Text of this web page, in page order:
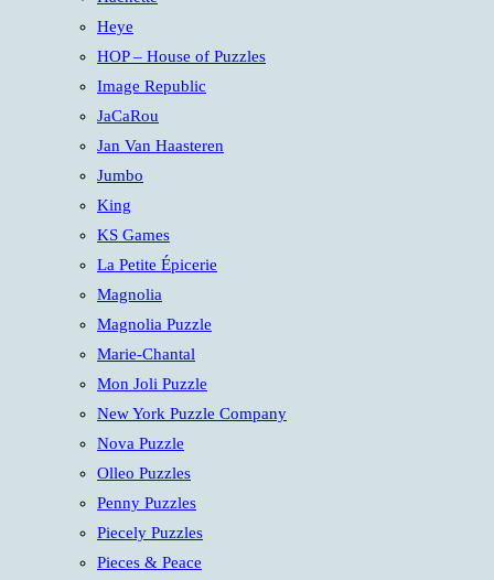
Heye
HOP – House of Puzzles
Image Republic
JaCaRou
Jan Van Haasteren
Jumbo
King
KS Games
La Petite Épicerie
Magnolia
Magnolia Puzzle
Marie-Chantal
Mon Joli Puzzle
New York Puzzle Company
Nova Puzzle
Olleo Puzzles
Penny Puzzles
Piecely Puzzles
Pieces & Peace